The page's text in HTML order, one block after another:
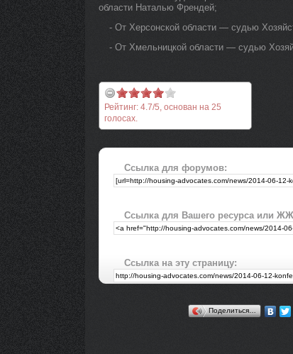
области Наталью Френдей;
- От Херсонской области — судью
- От Хмельницкой области — судью
Рейтинг: 4.7/5, основан на 25
голосах.
Ссылка для форумов:
Ссылка для Вашего ресурса или
Ссылка на эту страницу:
Поделиться…